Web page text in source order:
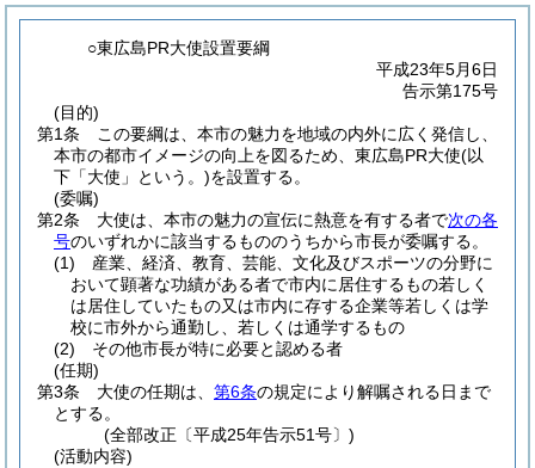
○東広島PR大使設置要綱
平成23年5月6日
告示第175号
(目的)
第1条
この要綱は、本市の魅力を地域の内外に広く発信し、
本市の都市イメージの向上を図るため、東広島PR大使(以
下「大使」という。)を設置する。
(委嘱)
第2条
大使は、本市の魅力の宣伝に熱意を有する者で次の各
号のいずれかに該当するもののうちから市長が委嘱する。
(1)
産業、経済、教育、芸能、文化及びスポーツの分野に
おいて顕著な功績がある者で市内に居住するもの若しく
は居住していたもの又は市内に存する企業等若しくは学
校に市外から通勤し、若しくは通学するもの
(2)
その他市長が特に必要と認める者
(任期)
第3条
大使の任期は、 第6条の規定により解嘱される日まで
とする。
(全部改正〔平成25年告示51号〕)
(活動内容)